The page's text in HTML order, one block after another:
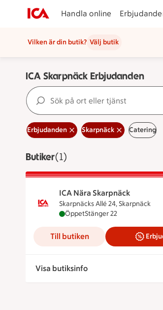
Handla online
Vilken är din butik? Välj butik
ICA Skarpnäck Erbjudanden
Sök på
Erbjudanden Skarpnäck Catering
ButikerVisar 1 stycken
(1)
ICA Nära Skarpnäck
Skarpnäcks Allé 24, Skarpnäck
ICA Nära Skarpnäck är
ÖppetStänger 22
Till butiken
Visa butiksinfo